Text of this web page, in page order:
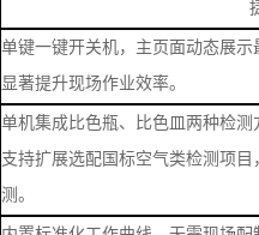
单键一键开关机，主页面动态展
显著提升现场作业效率。
单机集成比色瓶、比色皿两种检
支持扩展选配国标空气类检测项
测。